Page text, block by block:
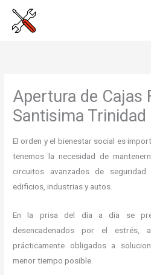
Apertura de Cajas
Santisima Trinidad
El orden y el bienestar social es
tenemos la necesidad de
circuitos avanzados de
edificios, industrias y autos.
En la prisa del día a día se
desencadenados por el estrés,
prácticamente obligados a
menor tiempo posible.